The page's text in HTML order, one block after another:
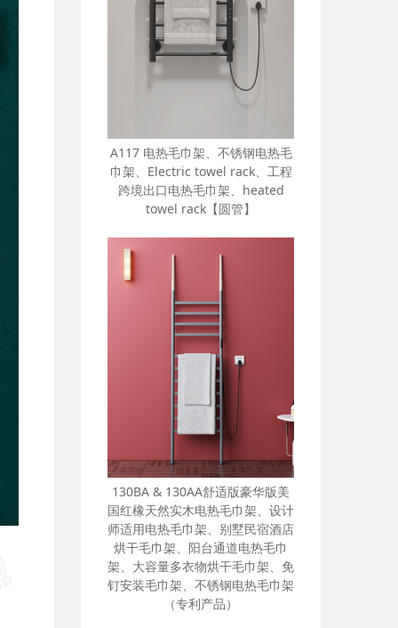
A117 电热毛巾架、不锈钢电热毛
跨境出口电热毛巾架、heated
towel rack【圆管】
130BA & 130AA舒适版豪华版美
国红橡天然实木电热毛巾架、设计
师适用电热毛巾架、别墅民宿酒店
烘干毛巾架、阳台通道电热毛巾